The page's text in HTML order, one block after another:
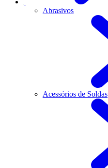
Abrasivos
Acessórios de Soldas